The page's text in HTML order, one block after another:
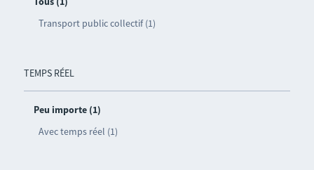
Transport public collectif (1)
TEMPS RÉEL
Peu importe (1)
Avec temps réel (1)